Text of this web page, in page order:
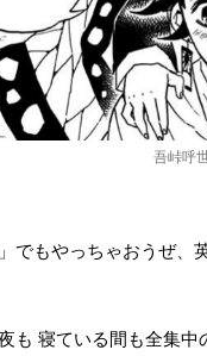
吾峠呼
でもやっちゃおうぜ、
も 寝ている間も全集中